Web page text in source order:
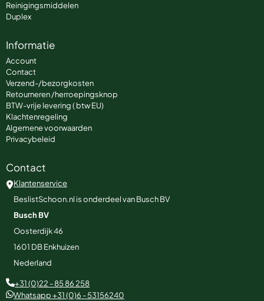
Reinigingsmiddelen
Duplex
Informatie
Account
Contact
Verzend-/bezorgkosten
Retourneren /herroepingsknop
BTW-vrije levering ( btw EU)
Klachtenregeling
Algemene voorwaarden
Privacybeleid
Contact
Klantenservice
BeslistSchoon.nl is onderdeel van Busch BV
Busch BV
Oosterdijk 46
1601 DBEnkhuizen
Nederland
+31 (0)22 - 85 86 258
Whatsapp +31 (0)6 - 53156240